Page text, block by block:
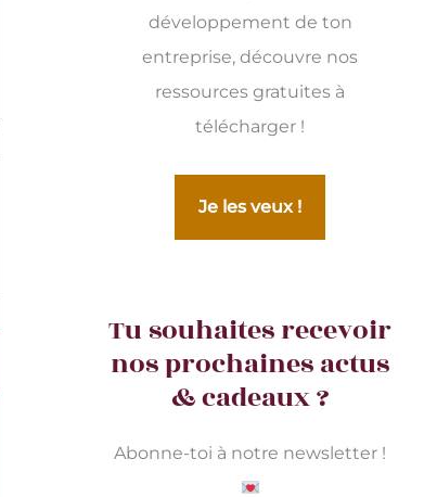
développement de ton
entreprise, découvre nos
ressources gratuites à
télécharger !
Je les veux !
Tu souhaites recevoir
nos prochaines actus
& cadeaux ?
Abonne-toi à notre newsletter !